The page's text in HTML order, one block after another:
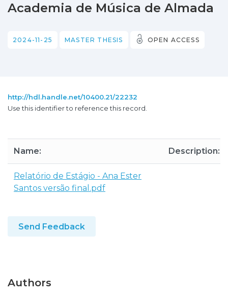
Academia de Música de Almada
2024-11-25 MASTER THESIS OPEN ACCESS
http://hdl.handle.net/10400.21/22232
Use this identifier to reference this record.
Name: Description:
Relatório de Estágio - Ana Ester
Santos versão final.pdf
Send Feedback
Authors